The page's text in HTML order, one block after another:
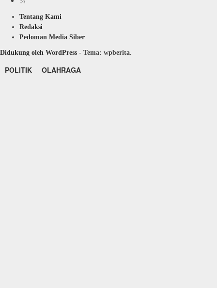
Tentang Kami
Redaksi
Pedoman Media Siber
Didukung oleh WordPress - Tema: wpberita.
POLITIK OLAHRAGA